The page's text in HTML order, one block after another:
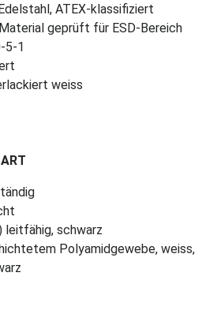
ATEX-klassifiziert
geprüft für ESD-Bereich
5-1
weiss
leitfähig, schwarz
Polyamidgewebe, weiss,